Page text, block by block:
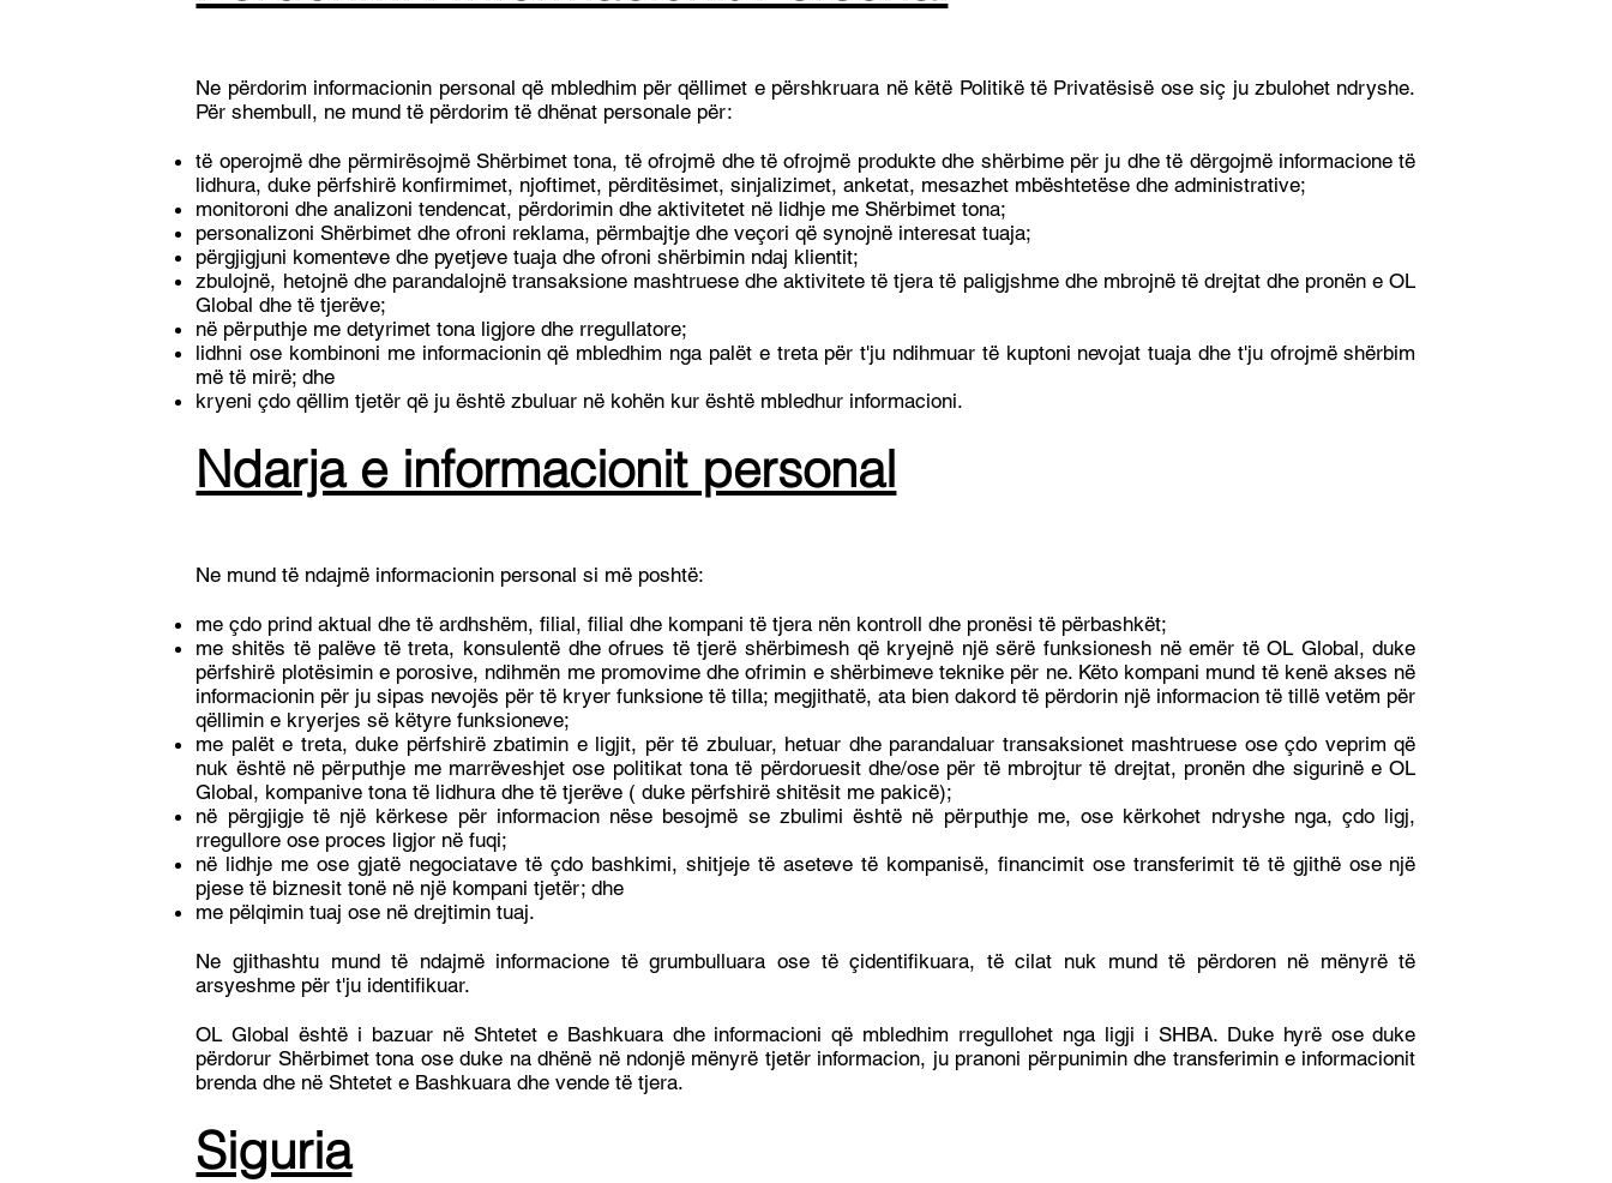
Ne përdorim informacionin personal që mbledhim për qëllimet e përshkruara në këtë Politikë të Privatësisë ose siç ju zbulohet ndryshe.
Për shembull, ne mund të përdorim të dhënat personale për:
të operojmë dhe përmirësojmë Shërbimet tona, të ofrojmë dhe të ofrojmë produkte dhe shërbime për ju dhe të dërgojmë informacione të
lidhura, duke përfshirë konfirmimet, njoftimet, përditësimet, sinjalizimet, anketat, mesazhet mbështetëse dhe administrative;
monitoroni dhe analizoni tendencat, përdorimin dhe aktivitetet në lidhje me Shërbimet tona;
personalizoni Shërbimet dhe ofroni reklama, përmbajtje dhe veçori që synojnë interesat tuaja;
përgjigjuni komenteve dhe pyetjeve tuaja dhe ofroni shërbimin ndaj klientit;
zbulojnë, hetojnë dhe parandalojnë transaksione mashtruese dhe aktivitete të tjera të paligjshme dhe mbrojnë të drejtat dhe pronën e OL
Global dhe të tjerëve;
në përputhje me detyrimet tona ligjore dhe rregullatore;
lidhni ose kombinoni me informacionin që mbledhim nga palët e treta për t'ju ndihmuar të kuptoni nevojat tuaja dhe t'ju ofrojmë shërbim
më të mirë; dhe
kryeni çdo qëllim tjetër që ju është zbuluar në kohën kur është mbledhur informacioni.
Ndarja e informacionit personal
Ne mund të ndajmë informacionin personal si më poshtë:
me çdo prind aktual dhe të ardhshëm, filial, filial dhe kompani të tjera nën kontroll dhe pronësi të përbashkët;
me shitës të palëve të treta, konsulentë dhe ofrues të tjerë shërbimesh që kryejnë një sërë funksionesh në emër të OL Global, duke
përfshirë plotësimin e porosive, ndihmën me promovime dhe ofrimin e shërbimeve teknike për ne. Këto kompani mund të kenë akses në
informacionin për ju sipas nevojës për të kryer funksione të tilla; megjithatë, ata bien dakord të përdorin një informacion të tillë vetëm për
qëllimin e kryerjes së këtyre funksioneve;
me palët e treta, duke përfshirë zbatimin e ligjit, për të zbuluar, hetuar dhe parandaluar transaksionet mashtruese ose çdo veprim që
nuk është në përputhje me marrëveshjet ose politikat tona të përdoruesit dhe/ose për të mbrojtur të drejtat, pronën dhe sigurinë e OL
Global, kompanive tona të lidhura dhe të tjerëve ( duke përfshirë shitësit me pakicë);
në përgjigje të një kërkese për informacion nëse besojmë se zbulimi është në përputhje me, ose kërkohet ndryshe nga, çdo ligj,
rregullore ose proces ligjor në fuqi;
në lidhje me ose gjatë negociatave të çdo bashkimi, shitjeje të aseteve të kompanisë, financimit ose transferimit të të gjithë ose një
pjese të biznesit tonë në një kompani tjetër; dhe
me pëlqimin tuaj ose në drejtimin tuaj.
Ne gjithashtu mund të ndajmë informacione të grumbulluara ose të çidentifikuara, të cilat nuk mund të përdoren në mënyrë të
arsyeshme për t'ju identifikuar.
OL Global është i bazuar në Shtetet e Bashkuara dhe informacioni që mbledhim rregullohet nga ligji i SHBA. Duke hyrë ose duke
përdorur Shërbimet tona ose duke na dhënë në ndonjë mënyrë tjetër informacion, ju pranoni përpunimin dhe transferimin e informacionit
brenda dhe në Shtetet e Bashkuara dhe vende të tjera.
Siguria